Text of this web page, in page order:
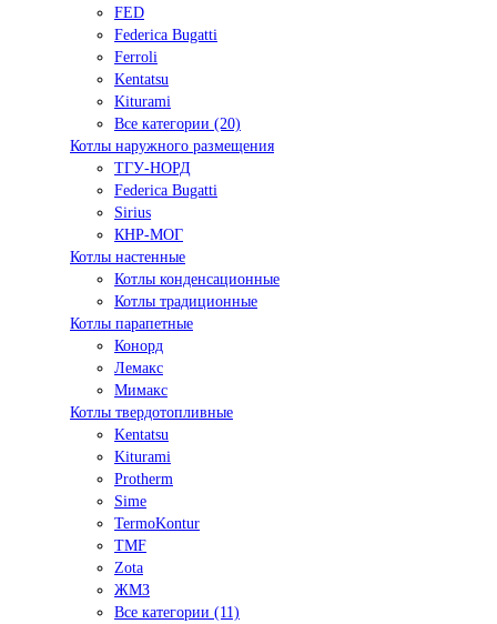
FED
Federica Bugatti
Ferroli
Kentatsu
Kiturami
Все категории (20)
Котлы наружного размещения
ТГУ-НОРД
Federica Bugatti
Sirius
КНР-МОГ
Котлы настенные
Котлы конденсационные
Котлы традиционные
Котлы парапетные
Конорд
Лемакс
Мимакс
Котлы твердотопливные
Kentatsu
Kiturami
Protherm
Sime
TermoKontur
TMF
Zota
ЖМЗ
Все категории (11)